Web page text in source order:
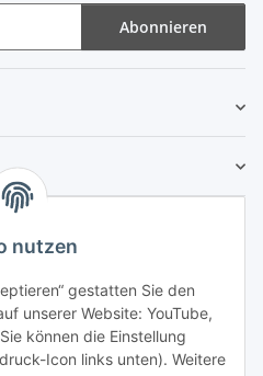
nutzen
gestatten Sie den
unserer Website: YouTube,
können die Einstellung
Icon links unten). Weitere
Abonnieren